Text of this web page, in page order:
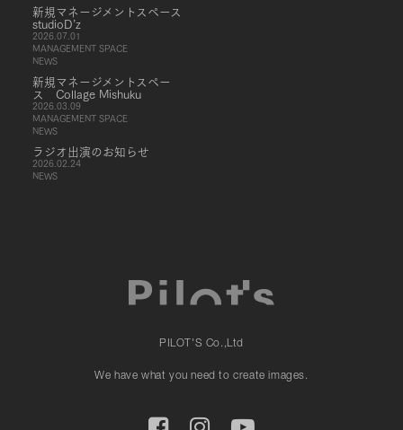
新規マネージメントスペース
studioD’z
2026.07.01
MANAGEMENT SPACE
NEWS
新規マネージメントスペー
ス Collage Mishuku
2026.03.09
MANAGEMENT SPACE
NEWS
ラジオ出演のお知らせ
2026.02.24
NEWS
PILOT'S Co.,Ltd
We have what you need to create images.